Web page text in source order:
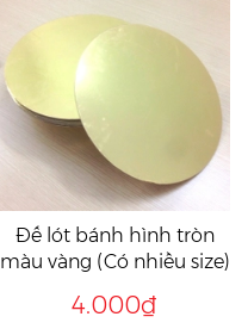
Đế lót bánh hình tròn
màu vàng (Có nhiều size)
4.000₫